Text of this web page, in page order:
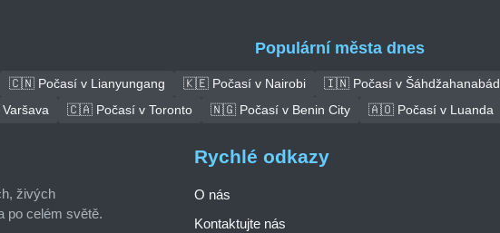
Populární města dnes
🇨🇳 Počasí v Lianyungang 🇰🇪 Počasí v Nairobi 🇮🇳 Počasí v Šáhdžahanabád
🇨🇦 Počasí v Toronto 🇳🇬 Počasí v Benin City 🇦🇴 Počasí v Luanda
živých
po celém světě.
Rychlé odkazy
O nás
Kontaktujte nás